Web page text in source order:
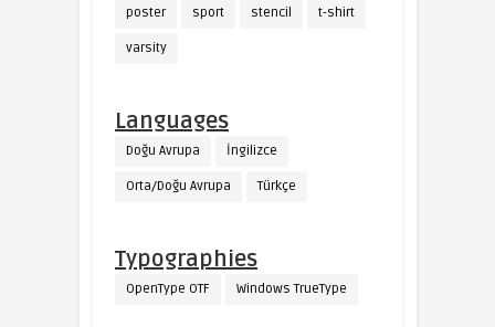
poster sport stencil t-shirt
varsity
Languages
Doğu Avrupa İngilizce
Orta/Doğu Avrupa Türkçe
Typographies
OpenType OTF Windows TrueType